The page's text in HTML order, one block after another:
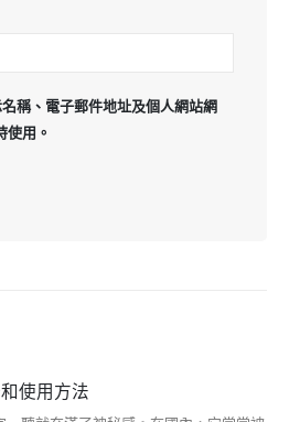
稱、電子郵件地址及個人網站網
使用。
使用方法